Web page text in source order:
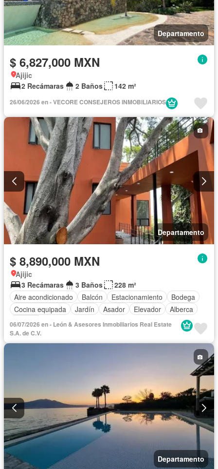
Departamento
$ 6,827,000 MXN
Ajijic
2 Recámaras
2 Baños 142 m²
26/06/2026 en - VECORE CONSEJEROS INMOBILIARIOS
Departamento
$ 8,890,000 MXN
Ajijic
3 Recámaras
3 Baños
228 m²
Aire acondicionado
Balcón Estacionamiento
Bodega
Cocina equipada
Jardín Asador Elevador
Alberca
Terraza
06/07/2026 en - León & Asesores Inmobiliarios Real Estate
S.A. de C.V.
Departamento